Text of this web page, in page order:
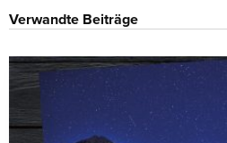
Verwandte Beiträge